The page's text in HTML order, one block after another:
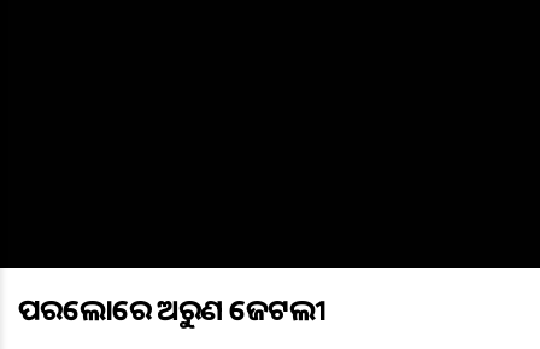
ପରଲୋକରେ ଅରୁଣ ଜେଟଲୀ